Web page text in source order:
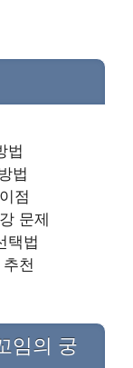
법
법
점
문제
택법
천
임의 궁